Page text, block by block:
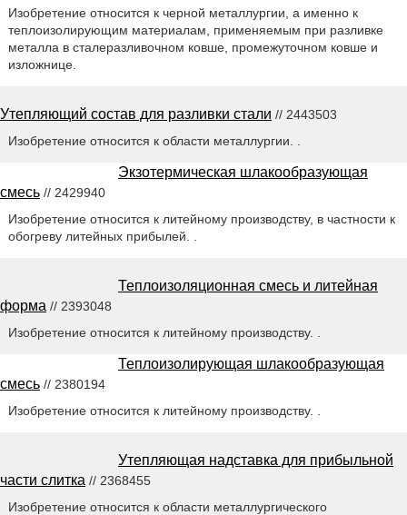
Изобретение относится к черной металлургии, а именно к
теплоизолирующим материалам, применяемым при разливке
металла в сталеразливочном ковше, промежуточном ковше и
изложнице.
Утепляющий состав для разливки стали // 2443503
Изобретение относится к области металлургии. .
Экзотермическая шлакообразующая
смесь // 2429940
Изобретение относится к литейному производству, в частности к
обогреву литейных прибылей. .
Теплоизоляционная смесь и литейная
форма // 2393048
Изобретение относится к литейному производству. .
Теплоизолирующая шлакообразующая
смесь // 2380194
Изобретение относится к литейному производству. .
Утепляющая надставка для прибыльной
части слитка // 2368455
Изобретение относится к области металлургического